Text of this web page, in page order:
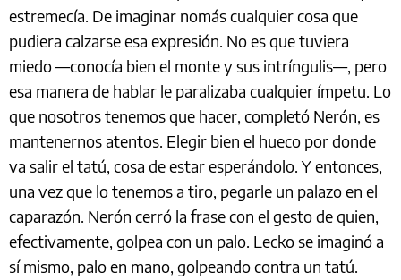
estremecía. De imaginar nomás cualquier cosa que
pudiera calzarse esa expresión. No es que tuviera
miedo —conocía bien el monte y sus intríngulis—, pero
esa manera de hablar le paralizaba cualquier ímpetu. Lo
que nosotros tenemos que hacer, completó Nerón, es
mantenernos atentos. Elegir bien el hueco por donde
va salir el tatú, cosa de estar esperándolo. Y entonces,
una vez que lo tenemos a tiro, pegarle un palazo en el
caparazón. Nerón cerró la frase con el gesto de quien,
efectivamente, golpea con un palo. Lecko se imaginó a
sí mismo, palo en mano, golpeando contra un tatú.